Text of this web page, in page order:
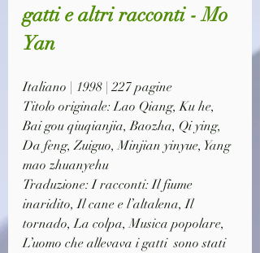
gatti e altri racconti - Mo
Yan
Italiano | 1998 | 227 pagine
Titolo originale: Lao Qiang, Ku he,
Bai gou qiuqianjia, Baozha, Qi ying,
Da feng, Zuiguo, Minjian yinyue, Yang
mao zhuanyehu
Traduzione: I racconti: Il fiume
inaridito, Il cane e l’altalena, Il
tornado, La colpa, Musica popolare,
L’uomo che allevava i gatti  sono stati